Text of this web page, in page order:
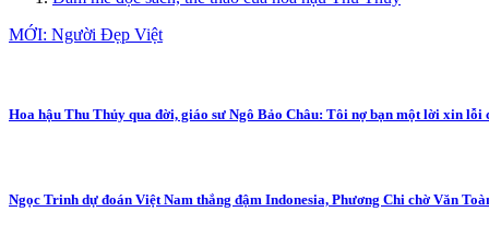
MỚI: Người Đẹp Việt
Hoa hậu Thu Thủy qua đời, giáo sư Ngô Bảo Châu: Tôi nợ bạn một lời xin lỗi
Ngọc Trinh dự đoán Việt Nam thắng đậm Indonesia, Phương Chi chờ Văn